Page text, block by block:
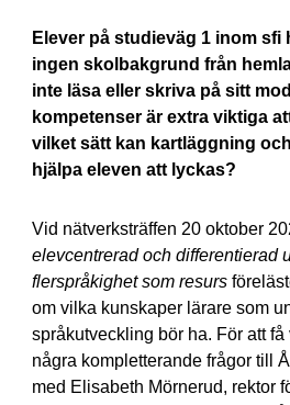
Elever på studieväg 1 inom sfi
ingen skolbakgrund från
inte läsa eller skriva på sitt
kompetenser är extra viktiga
vilket sätt kan kartläggning
hjälpa eleven att lyckas?
Vid nätverksträffen 20 oktober
elevcentrerad och differentierad
flerspråkighet som resurs
om vilka kunskaper lärare som
språkutveckling bör ha. För att
några kompletterande frågor till
med Elisabeth Mörnerud, rektor